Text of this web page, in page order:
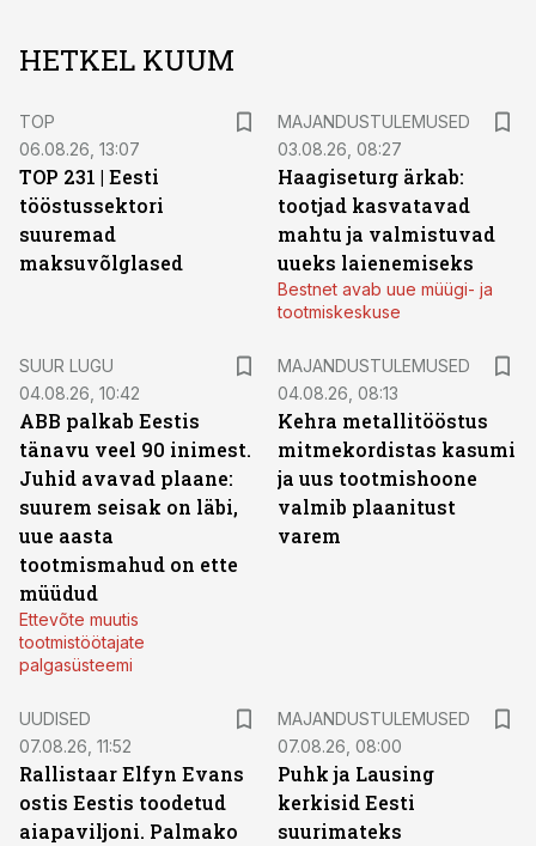
HETKEL KUUM
TOP
06.08.26, 13:07
TOP 231 | Eesti
tööstussektori
suuremad
maksuvõlglased
MAJANDUSTULEMUSED
03.08.26, 08:27
Haagiseturg ärkab:
tootjad kasvatavad
mahtu ja valmistuvad
uueks laienemiseks
Bestnet avab uue müügi- ja
tootmiskeskuse
SUUR LUGU
04.08.26, 10:42
ABB palkab Eestis
tänavu veel 90 inimest.
Juhid avavad plaane:
suurem seisak on läbi,
uue aasta
tootmismahud on ette
müüdud
Ettevõte muutis
tootmistöötajate
palgasüsteemi
MAJANDUSTULEMUSED
04.08.26, 08:13
Kehra metallitööstus
mitmekordistas kasumi
ja uus tootmishoone
valmib plaanitust
varem
UUDISED
07.08.26, 11:52
Rallistaar Elfyn Evans
ostis Eestis toodetud
aiapaviljoni. Palmako
MAJANDUSTULEMUSED
07.08.26, 08:00
Puhk ja Lausing
kerkisid Eesti
suurimateks